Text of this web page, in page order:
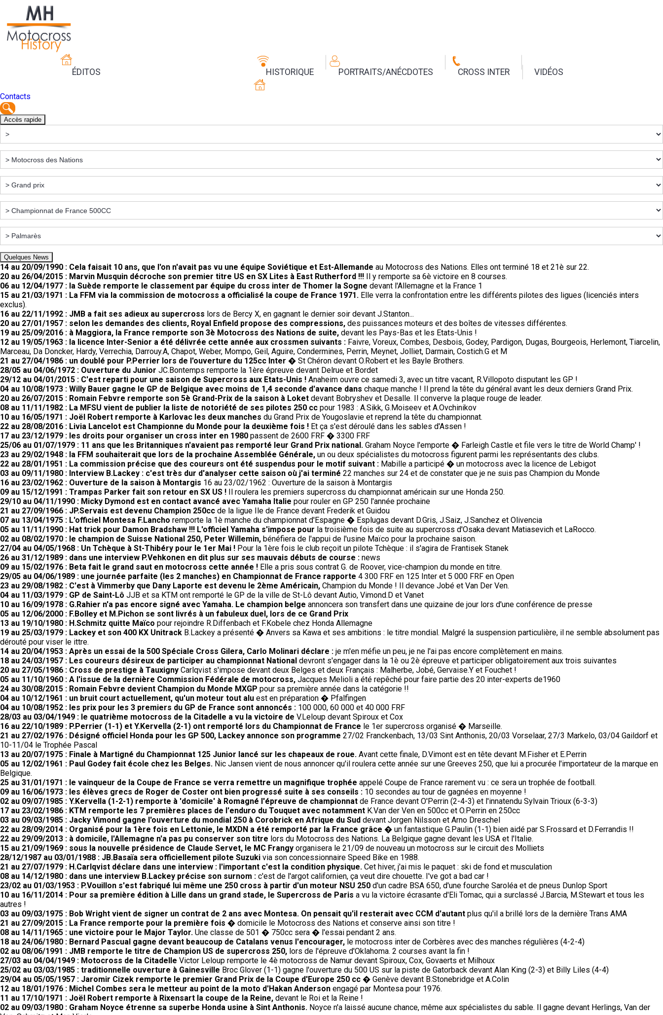
ÉDITOS HISTORIQUE PORTRAITS/ANÉCDOTES CROSS INTER VIDÉOS
Contacts
Accès rapide
Quelques News
14 au 20/09/1990 : Cela faisait 10 ans, que l'on n'avait pas vu une équipe Soviétique et Est-Allemande au Motocross des Nations. Elles ont terminé 18 et 21è sur 22.
20 au 26/04/2015 : Marvin Musquin décroche son premier titre US en SX Lites à East Rutherford !!!
Il y remporte sa 6è victoire en 8 courses.
06 au 12/04/1977 : la Suède remporte le classement par équipe du cross inter de Thomer la Sogne devant l'Allemagne et la France 1
15 au 21/03/1971 : La FFM via la commission de motocross a officialisé la coupe de France 1971. Elle verra la confrontation entre les différents pilotes des ligues (licenciés inters
exclus).
16 au 22/11/1992 : JMB a fait ses adieux au supercross lors de Bercy X, en gagnant le dernier soir devant J.Stanton...
20 au 27/01/1957 : selon les demandes des clients, Royal Enfield propose des compressions, des puissances moteurs et des boîtes de vitesses différentes.
19 au 25/09/2016 : à Maggiora, la France remporte son 3è Motocross des Nations de suite, devant les Pays-Bas et les Etats-Unis !
12 au 19/05/1963 : la licence Inter-Senior a été délivrée cette année aux crossmen suivants : Faivre, Voreux, Combes, Desbois, Godey, Pardigon, Dugas, Bourgeois, Herlemont, Tiarcelin,
Marceau, Da Doncker, Hardy, Verrechia, Darrouy.A, Chapot, Weber, Mompo, Geil, Aguire, Condermines, Perrin, Meynet, Jolliet, Darmain, Costich.G et M
21 au 27/04/1986 : un doublé pour P.Perrier lors de l'ouverture du 125cc Inter � St Chéron devant O.Robert et les Bayle Brothers.
28/05 au 04/06/1972 : Ouverture du Junior JC.Bontemps remporte la 1ère épreuve devant Delrue et Bordet
29/12 au 04/01/2015 : C'est reparti pour une saison de Supercross aux Etats-Unis ! Anaheim ouvre ce samedi 3, avec un titre vacant, R.Villopoto disputant les GP !
04 au 10/08/1973 : Willy Bauer gagne le GP de Belgique avec moins de 1,4 seconde d'avance dans chaque manche ! Il prend la tête du général avant les deux derniers Grand Prix.
20 au 26/07/2015 : Romain Febvre remporte son 5è Grand-Prix de la saison à Loket devant Bobryshev et Desalle. Il converve la plaque rouge de leader.
08 au 11/11/1982 : La MFSU vient de publier la liste de notoriété de ses pilotes 250 cc pour 1983 : A.Sikk, G.Moiseev et A.Ovchinikov
10 au 16/05/1971 : Joël Robert remporte à Karlovac les deux manches du Grand Prix de Yougoslavie et reprend la tête du championnat.
22 au 28/08/2016 : Livia Lancelot est Championne du Monde pour la deuxième fois ! Et ça s'est déroulé dans les sables d'Assen !
17 au 23/12/1979 : les droits pour organiser un cross inter en 1980 passent de 2600 FRF � 3300 FRF
25/06 au 01/07/1979 : 11 ans que les Britanniques n'avaient pas remporté leur Grand Prix national. Graham Noyce l'emporte � Farleigh Castle et file vers le titre de World Champ' !
23 au 29/02/1948 : la FFM souhaiterait que lors de la prochaine Assemblée Générale, un ou deux spécialistes du motocross figurent parmi les représentants des clubs.
22 au 28/01/1951 : La commission précise que des coureurs ont été suspendus pour le motif suivant : Mabille a participé � un motocross avec la licence de Lebigot
03 au 09/11/1980 : Interview B.Lackey : c'est très dur d'analyser cette saison où j'ai terminé 22 manches sur 24 et de constater que je ne suis pas Champion du Monde
16 au 23/02/1962 : Ouverture de la saison à Montargis 16 au 23/02/1962 : Ouverture de la saison à Montargis
09 au 15/12/1991 : Trampas Parker fait son retour en SX US ! Il roulera les premiers supercross du championnat américain sur une Honda 250.
29/10 au 04/11/1990 : Micky Dymond est en contact avancé avec Yamaha Italie pour rouler en GP 250 l'année prochaine
21 au 27/09/1966 : JP.Servais est devenu Champion 250cc de la ligue Ile de France devant Frederik et Guidou
07 au 13/04/1975 : L'officiel Montesa F.Lancho remporte la 1è manche du championnat d'Espagne � Esplugas devant D.Gris, J.Saiz, J.Sanchez et Olivencia
05 au 11/11/1990 : Hat trick pour Damon Bradshaw !!! L'officiel Yamaha s'impose pour la troisième fois de suite au supercross d'Osaka devant Matiasevich et LaRocco.
02 au 08/02/1970 : le champion de Suisse National 250, Peter Willemin, bénéfiera de l'appui de l'usine Maïco pour la prochaine saison.
27/04 au 04/05/1968 : Un Tchèque à St-Thibéry pour le 1er Mai ! Pour la 1ère fois le club reçoit un pilote Tchèque : il s'agira de Frantisek Stanek
26 au 31/12/1989 : dans une interview P.Vehkonen en dit plus sur ses mauvais débuts de course : news
09 au 15/02/1976 : Beta fait le grand saut en motocross cette année ! Elle a pris sous contrat G. de Roover, vice-champion du monde en titre.
29/05 au 04/06/1989 : une journée parfaite (les 2 manches) en Championnat de France rapporte 4 300 FRF en 125 Inter et 5 000 FRF en Open
23 au 29/08/1982 : C'est à Vimmerby que Dany Laporte est devenu le 2ème Américain, Champion du Monde ! Il devance Jobé et Van Der Ven.
04 au 11/03/1979 : GP de Saint-Lô JJB et sa KTM ont remporté le GP de la ville de St-Lô devant Autio, Vimond.D et Vanet
10 au 16/09/1978 : G.Rahier n'a pas encore signé avec Yamaha. Le champion belge annoncera son transfert dans une quizaine de jour lors d'une conférence de presse
05 au 12/06/2000 : F.Bolley et M.Pichon se sont livrés à un fabuleux duel, lors de ce Grand Prix
13 au 19/10/1980 : H.Schmitz quitte Maïco pour rejoindre R.Diffenbach et F.Kobele chez Honda Allemagne
19 au 25/03/1979 : Lackey et son 400 KX Unitrack B.Lackey a présenté � Anvers sa Kawa et ses ambitions : le titre mondial. Malgré la suspension particulière, il ne semble absolument pas
dérouté pour viser le ittre.
14 au 20/04/1953 : Après un essai de la 500 Spéciale Cross Gilera, Carlo Molinari déclare : je m'en méfie un peu, je ne l'ai pas encore complètement en mains.
18 au 24/03/1957 : Les coureurs désireux de participer au championnat National devront s'engager dans la 1è ou 2è épreuve et participer obligatoirement aux trois suivantes
20 au 27/05/1986 : Cross de prestige à Tauxigny Carlqvist s'impose devant deux Belges et deux Français : Malherbe, Jobé, Gervaise.Y et Fouchet !
05 au 11/10/1960 : A l'issue de la dernière Commission Fédérale de motocross, Jacques Melioli a été repêché pour faire partie des 20 inter-experts de1960
24 au 30/08/2015 : Romain Febvre devient Champion du Monde MXGP pour sa première année dans la catégorie !!
04 au 10/12/1961 : un bruit court actuellement, qu'un moteur tout alu est en préparation � Pfalfingen
04 au 10/08/1952 : les prix pour les 3 premiers du GP de France sont annoncés : 100 000, 60 000 et 40 000 FRF
28/03 au 03/04/1949 : le quatrième motocross de la Citadelle a vu la victoire de V.Leloup devant Spiroux et Cox
16 au 22/10/1989 : P.Perrier (1-1) et Y.Kervella (2-1) ont remporté lors du Championnat de France le 1er supercross organisé � Marseille.
21 au 27/02/1976 : Désigné officiel Honda pour les GP 500, Lackey annonce son programme 27/02 Franckenbach, 13/03 Sint Anthonis, 20/03 Vorselaar, 27/3 Markelo, 03/04 Gaildorf et
10-11/04 le Trophée Pascal
13 au 20/07/1975 : Finale à Martigné du Championnat 125 Junior lancé sur les chapeaux de roue. Avant cette finale, D.Vimont est en tête devant M.Fisher et E.Perrin
05 au 12/02/1961 : Paul Godey fait école chez les Belges. Nic Jansen vient de nous annoncer qu'il roulera cette année sur une Greeves 250, que lui a procurée l'importateur de la marque en
Belgique.
25 au 31/01/1971 : le vainqueur de la Coupe de France se verra remettre un magnifique trophée appelé Coupe de France rarement vu : ce sera un trophée de football.
09 au 16/06/1973 : les élèves grecs de Roger de Coster ont bien progressé suite à ses conseils : 10 secondes au tour de gagnées en moyenne !
02 au 09/07/1985 : Y.Kervella (1-2-1) remporte à 'domicile' à Romagné l'épreuve de championnat de France devant O'Perrin (2-4-3) et l'innatendu Sylvain Trioux (6-3-3)
17 au 23/02/1986 : KTM remporte les 7 premières places de l'enduro du Touquet avec notamment K.Van der Ven en 500cc et O.Perrin en 250cc
03 au 09/03/1985 : Jacky Vimond gagne l'ouverture du mondial 250 à Corobrick en Afrique du Sud devant Jorgen Nilsson et Arno Dreschel
22 au 28/09/2014 : Organisé pour la 1ère fois en Lettonie, le MXDN a été remporté par la France grâce � un fantastique G.Paulin (1-1) bien aidé par S.Frossard et D.Ferrandis !!
22 au 29/09/2013 : à domicile, l'Allemagne n'a pas pu conserver son titre lors du Motocross des Nations. La Belgique gagne devant les USA et l'Italie.
15 au 21/09/1969 : sous la nouvelle présidence de Claude Servet, le MC Frangy organisera le 21/09 de nouveau un motocross sur le circuit des Molliets
28/12/1987 au 03/01/1988 : JB.Basaïa sera officiellement pilote Suzuki via son concessionnaire Speed Bike en 1988.
21 au 27/07/1979 : H.Carlqvist déclare dans une interview : l'important c'est la condition physique. Cet hiver, j'ai mis le paquet : ski de fond et musculation
08 au 14/12/1980 : dans une interview B.Lackey précise son surnom : c'est de l'argot californien, ça veut dire chouette. I've got a bad car !
23/02 au 01/03/1953 : P.Vouillon s'est fabriqué lui même une 250 cross à partir d'un moteur NSU 250 d'un cadre BSA 650, d'une fourche Saroléa et de pneus Dunlop Sport
10 au 16/11/2014 : Pour sa première édition à Lille dans un grand stade, le Supercross de Paris a vu la victoire écrasante d'Eli Tomac, qui a surclassé J.Barcia, M.Stewart et tous les
autres !
03 au 09/03/1975 : Bob Wright vient de signer un contrat de 2 ans avec Montesa. On pensait qu'il resterait avec CCM d'autant plus qu'il a brillé lors de la dernière Trans AMA
21 au 27/09/2015 : La France remporte pour la première fois � domicile le Motocross des Nations et conserve ainsi son titre !
08 au 14/11/1965 : une victoire pour le Major Taylor. Une classe de 501 � 750cc sera � l'essai pendant 2 ans.
18 au 24/06/1980 : Bernard Pascual gagne devant beaucoup de Catalans venus l'encourager, le motocross inter de Corbères avec des manches régulières (4-2-4)
02 au 08/06/1991 : JMB remporte le titre de Champion US de supercross 250, lors de l'épreuve d'Oklahoma. 2 courses avant la fin !
27/03 au 04/04/1949 : Motocross de la Citadelle Victor Leloup remporte le 4è motocross de Namur devant Spiroux, Cox, Govaerts et Milhoux
25/02 au 03/03/1985 : traditionnelle ouverture à Gainesville Broc Glover (1-1) gagne l'ouverture du 500 US sur la piste de Gatorback devant Alan King (2-3) et Billy Liles (4-4)
29/04 au 05/05/1957 : Jaromir Cizek remporte le premier Grand Prix de la Coupe d'Europe 250 cc � Genève devant B.Stonebridge et A.Colin
12 au 18/01/1976 : Michel Combes sera le metteur au point de la moto d'Hakan Anderson engagé par Montesa pour 1976.
11 au 17/10/1971 : Joël Robert remporte à Rixensart la coupe de la Reine, devant le Roi et la Reine !
02 au 09/03/1980 : Graham Noyce étrenne sa superbe Honda usine à Sint Anthonis. Noyce n'a laissé aucune chance, même aux spécialistes du sable. Il gagne devant Herlings, Van der